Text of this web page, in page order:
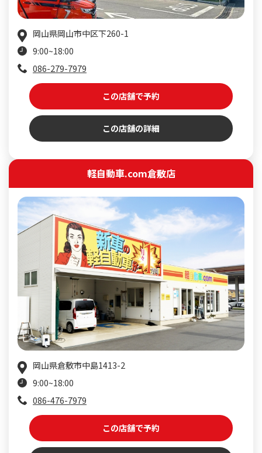
岡山県岡山市中区下260-1
9:00~18:00
086-279-7979
この店舗で予約
この店舗の詳細
軽自動車.com倉敷店
岡山県倉敷市中島1413-2
9:00~18:00
086-476-7979
この店舗で予約